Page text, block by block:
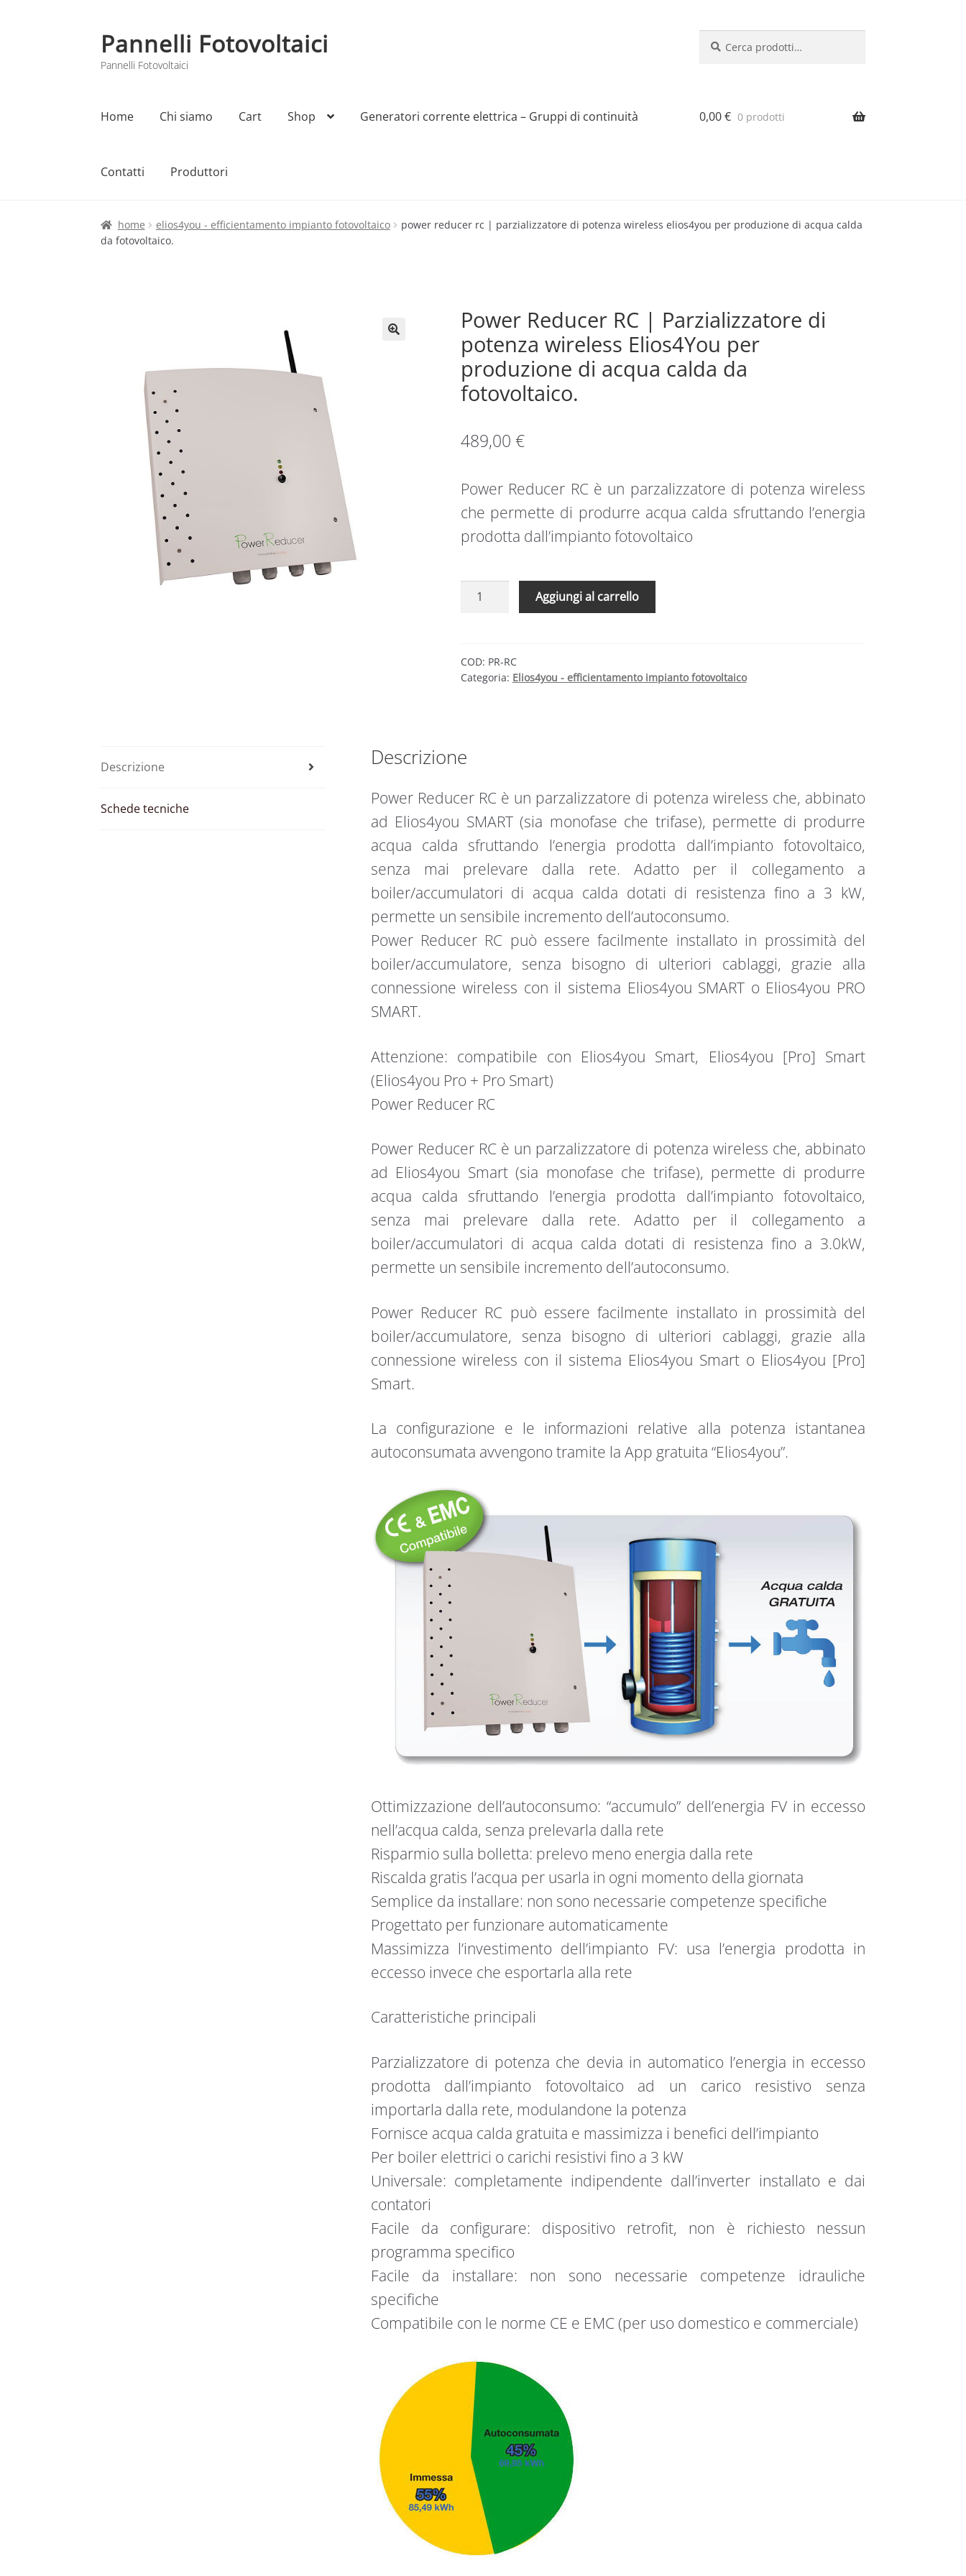
Vai
alla
navigazione
Vai
al
contenuto
Pannelli Fotovoltaici
Pannelli Fotovoltaici
Home Chi siamo Cart Shop Generatori corrente elettrica – Gruppi di continuità
Contatti Produttori
Home Cart Checkout Chi siamo Contatti My account Produttori Sample Page Shop
0,00€ 0 prodotti
home elios4you - efficientamento impianto fotovoltaico
power reducer rc | parzializzatore di potenza wireless elios4you per produzione di acqua calda
da fotovoltaico.
Power Reducer RC | Parzializzatore di
potenza wireless Elios4You per
produzione di acqua calda da
fotovoltaico.
489,00 €
Power Reducer RC è un parzalizzatore di potenza wireless
che permette di produrre acqua calda sfruttando l’energia
prodotta dall’impianto fotovoltaico
Power
Parzializzatore
di
per
produzione
acqua
calda
da
quantità
Aggiungi al carrello
COD: PR-RC
Categoria: Elios4you - efficientamento impianto fotovoltaico
Descrizione
Schede tecniche
Descrizione
Power Reducer RC è un parzalizzatore di potenza wireless che, abbinato
ad Elios4you SMART (sia monofase che trifase), permette di produrre
acqua calda sfruttando l’energia prodotta dall’impianto fotovoltaico,
senza mai prelevare dalla rete. Adatto per il collegamento a
boiler/accumulatori di acqua calda dotati di resistenza fino a 3 kW,
permette un sensibile incremento dell’autoconsumo.
Power Reducer RC può essere facilmente installato in prossimità del
boiler/accumulatore, senza bisogno di ulteriori cablaggi, grazie alla
connessione wireless con il sistema Elios4you SMART o Elios4you PRO
SMART.
Attenzione: compatibile con Elios4you Smart, Elios4you [Pro] Smart
(Elios4you Pro + Pro Smart)
Power Reducer RC
Power Reducer RC è un parzalizzatore di potenza wireless che, abbinato
ad Elios4you Smart (sia monofase che trifase), permette di produrre
acqua calda sfruttando l’energia prodotta dall’impianto fotovoltaico,
senza mai prelevare dalla rete. Adatto per il collegamento a
boiler/accumulatori di acqua calda dotati di resistenza fino a 3.0kW,
permette un sensibile incremento dell’autoconsumo.
Power Reducer RC può essere facilmente installato in prossimità del
boiler/accumulatore, senza bisogno di ulteriori cablaggi, grazie alla
connessione wireless con il sistema Elios4you Smart o Elios4you [Pro]
Smart.
La configurazione e le informazioni relative alla potenza istantanea
autoconsumata avvengono tramite la App gratuita “Elios4you”.
Ottimizzazione dell’autoconsumo: “accumulo” dell’energia FV in eccesso
nell’acqua calda, senza prelevarla dalla rete
Risparmio sulla bolletta: prelevo meno energia dalla rete
Riscalda gratis l’acqua per usarla in ogni momento della giornata
Semplice da installare: non sono necessarie competenze specifiche
Progettato per funzionare automaticamente
Massimizza l’investimento dell’impianto FV: usa l’energia prodotta in
eccesso invece che esportarla alla rete
Caratteristiche principali
Parzializzatore di potenza che devia in automatico l’energia in eccesso
prodotta dall’impianto fotovoltaico ad un carico resistivo senza
importarla dalla rete, modulandone la potenza
Fornisce acqua calda gratuita e massimizza i benefici dell’impianto
Per boiler elettrici o carichi resistivi fino a 3 kW
Universale: completamente indipendente dall’inverter installato e dai
contatori
Facile da configurare: dispositivo retrofit, non è richiesto nessun
programma specifico
Facile da installare: non sono necessarie competenze idrauliche
specifiche
Compatibile con le norme CE e EMC (per uso domestico e commerciale)